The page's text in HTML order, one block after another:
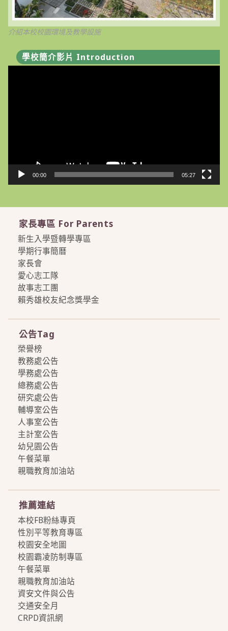
介紹本校校園環境及教學設施
學校簡介影片 Introduction
00:00 05:27
家長專區 For Parents
新生入學暨轉學專區
學期行事簡曆
家長會
愛心志工隊
故事志工團
賴秀雄校友紀念獎學金
公告Tag
榮譽榜
教務處公告
學務處公告
總務處公告
研究處公告
輔導室公告
人事室公告
主計室公告
幼兒園公告
午餐菜單
親職教育加油站
推薦連結
本校FB粉絲專頁
性別平等教育專區
校園安全地圖
校園霸凌防制專區
午餐菜單
親職教育加油站
資安文件與公告
交通安全月
CRPD資訊網